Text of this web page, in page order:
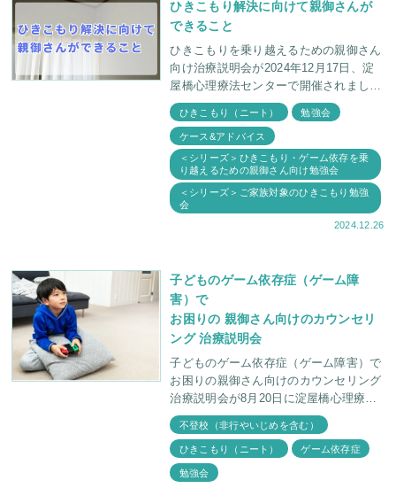
ひきこもり解決に向けて親御さんが
できること
ひきこもりを乗り越えるための親御さん
向け治療説明会が2024年12月17日、淀
屋橋心理療法センターで開催されまし
た。 臨床心理士・福田俊介と精神科医
師・福田俊一による、ひきこもっている
お子さんが
ひきこもり（ニート） 勉強会
ケース&アドバイス
＜シリーズ＞ひきこもり・ゲーム依存を乗
り越えるための親御さん向け勉強会
＜シリーズ＞ご家族対象のひきこもり勉強
会
2024.12.26
子どものゲーム依存症（ゲーム障
害）で
お困りの 親御さん向けのカウンセリ
ング 治療説明会
子どものゲーム依存症（ゲーム障害）で
お困りの親御さん向けのカウンセリング
治療説明会が8月20日に淀屋橋心理療法
センターにて行われました。 ここ数
年、淀屋橋心理療法センターにお問い合
わせのあるお
不登校（非行やいじめを含む）
ひきこもり（ニート） ゲーム依存症
勉強会